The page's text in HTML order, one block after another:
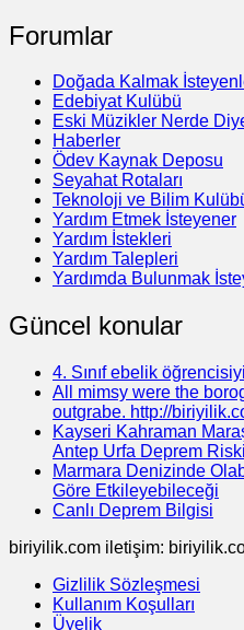
Forumlar
Doğada Kalmak
Edebiyat Kulübü
Eski Müzikler Nerde
Haberler
Ödev Kaynak Deposu
Seyahat Rotaları
Teknoloji ve Bilim
Yardım Etmek İsteyener
Yardım İstekleri
Yardım Talepleri
Yardımda Bulunmak
Güncel konular
4. Sınıf ebelik
All mimsy were the
outgrabe. http://
Kayseri Kahraman
Antep Urfa Deprem Riski
Marmara Denizinde
Göre Etkileyebileceği
Canlı Deprem Bilgisi
biriyilik.com iletişim:
Gizlilik Sözleşmesi
Kullanım Koşulları
Üyelik